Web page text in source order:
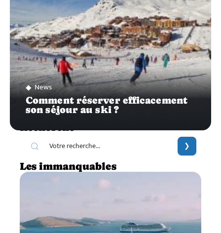
News
Comment réserver efficacement
son séjour au ski ?
Recherche
Les immanquables